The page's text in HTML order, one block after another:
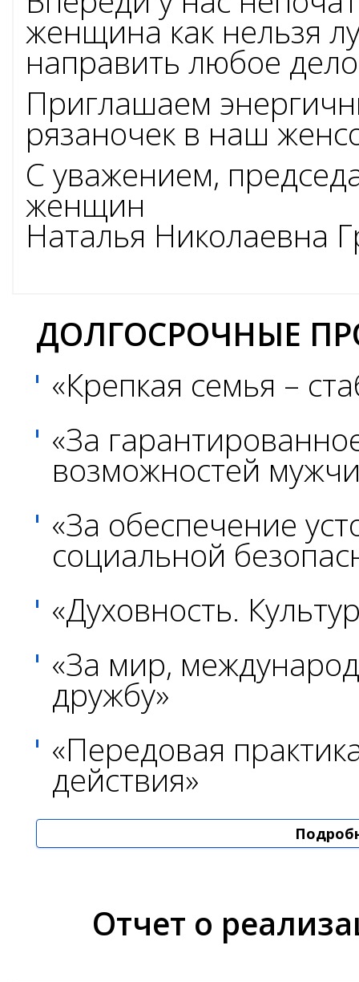
женщина как нельзя
направить любое
Приглашаем
рязаночек в наш
С уважением,
женщин
Наталья Николаевна
ДОЛГОСРОЧНЫЕ
«Крепкая семья –
«За
возможностей
«За обеспечение
социальной
«Духовность.
«За мир,
дружбу»
«Передовая
действия»
Отчет о
Рязанского
отделения
Союза
женщин
России
и
палаты
Рязанской
области,
Рязанской
областной
научной
библиотеки
имени
Горького,
культуры
Российской
Федерации,
почетный
области,